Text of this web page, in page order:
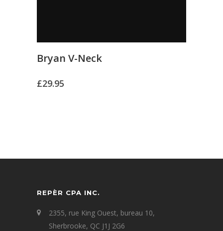
Bryan V-Neck
£29.95
REPÈR CPA INC.
2355, rue King Ouest, bureau 10,
Sherbrooke, QC J1J 2G6